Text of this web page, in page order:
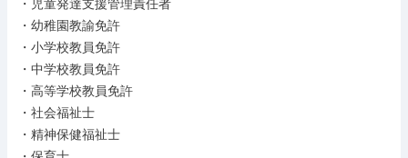
・児童発達支援管理責任者
・幼稚園教諭免許
・小学校教員免許
・中学校教員免許
・高等学校教員免許
・社会福祉士
・精神保健福祉士